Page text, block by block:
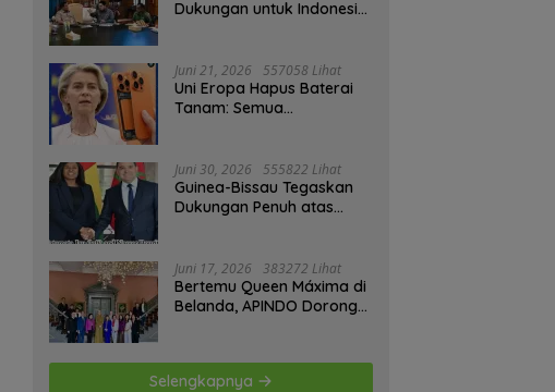
Dukungan untuk Indonesia
Timnas Menuju Piala Dunia
2030
Juni 21, 2026 557058 Lihat
Uni Eropa Hapus Baterai
Tanam: Semua
Juni 30, 2026 555822 Lihat
Guinea-Bissau Tegaskan
Dukungan Penuh atas
Juni 17, 2026 383272 Lihat
Bertemu Queen Máxima di
Belanda, APINDO Dorong
Selengkapnya